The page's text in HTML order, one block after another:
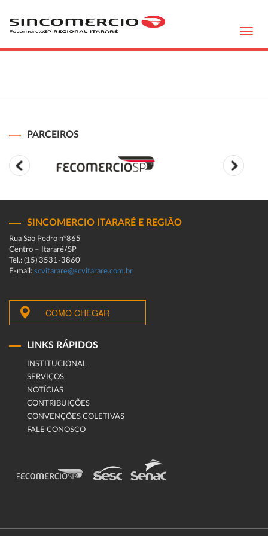
PARCEIROS
SINCOMERCIO ITARARÉ E REGIÃO
Rua São Pedro n°865
Centro – Itararé/SP
Tel.: (15) 3531-3860
E-mail: scvitarare@scvitarare.com.br
COMO CHEGAR
LINKS RÁPIDOS
INSTITUCIONAL
SERVIÇOS
NOTÍCIAS
CONTRIBUIÇÕES
CONVENÇÕES COLETIVAS
FALE CONOSCO